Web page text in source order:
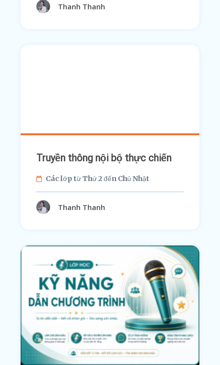
Thanh Thanh
Truyền thông nội bộ thực chiến
Các lớp từ Thứ 2 đến Chủ Nhật
Thanh Thanh